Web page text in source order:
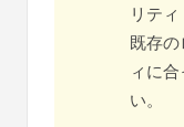
リテ
既存
ィに
い。